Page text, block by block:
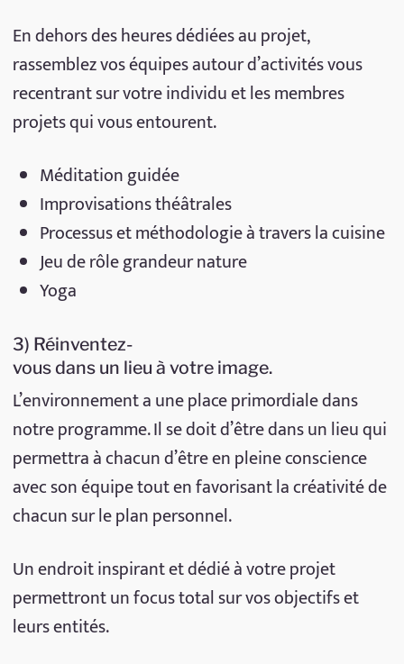
En dehors des heures dédiées au projet,
rassemblez vos équipes autour d’activités vous
recentrant sur votre individu et les membres
projets qui vous entourent.
Méditation guidée
Improvisations théâtrales
Processus et méthodologie à travers la cuisine
Jeu de rôle grandeur nature
Yoga
3) Réinventez-
vous dans un lieu à votre image.
L’environnement a une place primordiale dans
notre programme. Il se doit d’être dans un lieu qui
permettra à chacun d’être en pleine conscience
avec son équipe tout en favorisant la créativité de
chacun sur le plan personnel.
Un endroit inspirant et dédié à votre projet
permettront un focus total sur vos objectifs et
leurs entités.